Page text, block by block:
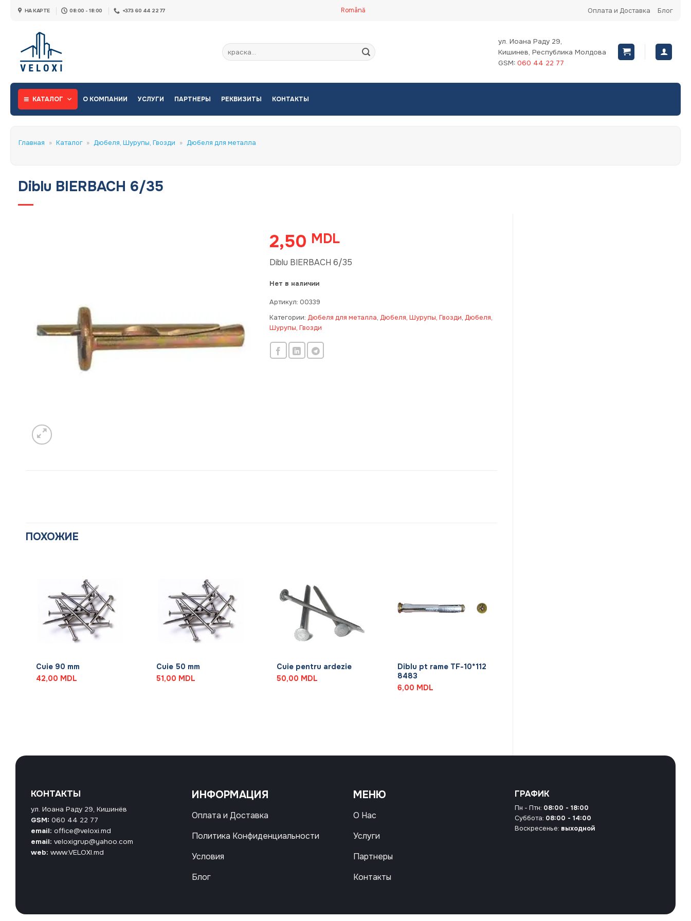
НА КАРТЕ 08:00 - 18:00 +373 60 44 22 77 Română Оплата и Доставка Блог
Искать:
ул. Иоана Раду 29,
Кишинев, Республика Молдова
GSM: 060 44 22 77
КАТАЛОГ О КОМПАНИИ УСЛУГИ ПАРТНЕРЫ РЕКВИЗИТЫ КОНТАКТЫ
Главная » Каталог » Дюбеля, Шурупы, Гвозди » Дюбеля для металла
Diblu BIERBACH 6/35
2,50 MDL
Diblu BIERBACH 6/35
Нет в наличии
Артикул: 00339
Категории: Дюбеля для металла, Дюбеля, Шурупы, Гвозди, Дюбеля,
Шурупы, Гвозди
ПОХОЖИЕ
Cuie 90 mm
42,00 MDL
Cuie 50 mm
51,00 MDL
Cuie pentru ardezie
50,00 MDL
Diblu pt rame TF-10*112
8483
6,00 MDL
КОНТАКТЫ
ул. Иоана Раду 29, Кишинёв
GSM: 060 44 22 77
email: office@veloxi.md
email: veloxigrup@yahoo.com
web: www.VELOXI.md
ИНФОРМАЦИЯ
Оплата и Доставка
Политика Конфиденциальности
Условия
Блог
МЕНЮ
О Нас
Услуги
Партнеры
Контакты
ГРАФИК
Пн - Птн: 08:00 - 18:00
Суббота: 08:00 - 14:00
Воскресенье: выходной